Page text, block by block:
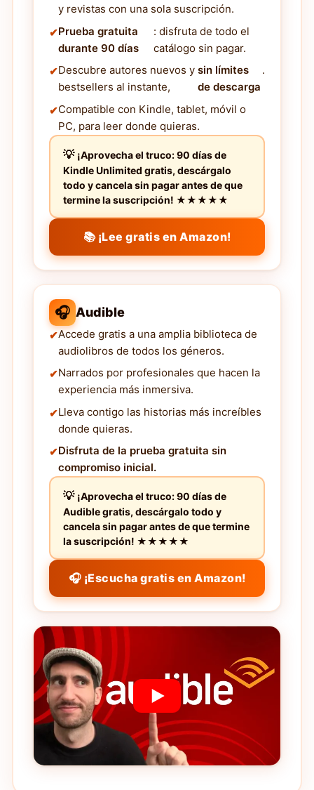
y revistas con una sola suscripción.
Prueba gratuita
durante 90 días
: disfruta de todo el
catálogo sin pagar.
Descubre autores nuevos y
bestsellers al instante,
sin límites
de descarga
.
Compatible con Kindle, tablet, móvil o
PC, para leer donde quieras.
¡Aprovecha el truco: 90 días de
Kindle Unlimited gratis, descárgalo
todo y cancela sin pagar antes de que
termine la suscripción! ★★★★★
📚 ¡Lee gratis en Amazon!
🎧 Audible
Accede gratis a una amplia biblioteca de
audiolibros de todos los géneros.
Narrados por profesionales que hacen la
experiencia más inmersiva.
Lleva contigo las historias más increíbles
donde quieras.
Disfruta de la prueba gratuita sin
compromiso inicial.
¡Aprovecha el truco: 90 días de
Audible gratis, descárgalo todo y
cancela sin pagar antes de que termine
la suscripción! ★★★★★
🎧 ¡Escucha gratis en Amazon!